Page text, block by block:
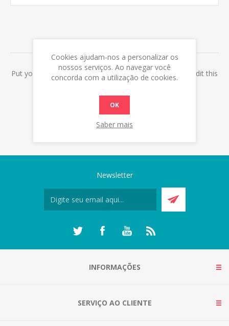
Put your login / registration information here. You can edit this
Newsletter
INFORMAÇÕES
SERVIÇO AO CLIENTE
Cookies ajudam-nos a personalizar os
nossos serviços. Ao navegar você
concorda com a utilização de cookies.
OK
Saber mais